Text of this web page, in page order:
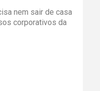
nem sair de casa
corporativos da